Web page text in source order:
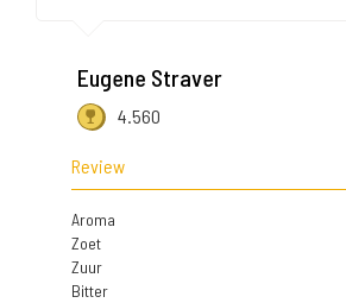
Eugene Straver
4.560
Review
Aroma
Zoet
Zuur
Bitter